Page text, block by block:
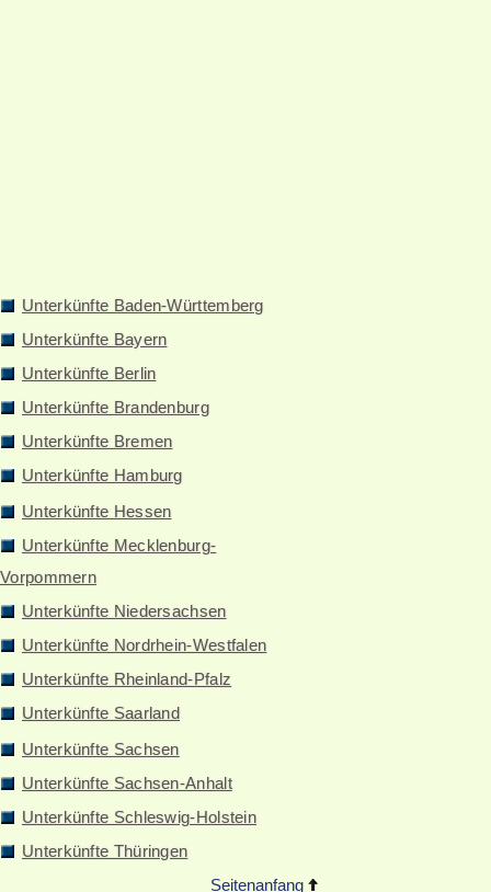
Unterkünfte Baden-Württemberg
Unterkünfte Bayern
Unterkünfte Berlin
Unterkünfte Brandenburg
Unterkünfte Bremen
Unterkünfte Hamburg
Unterkünfte Hessen
Unterkünfte Mecklenburg-
Vorpommern
Unterkünfte Niedersachsen
Unterkünfte Nordrhein-Westfalen
Unterkünfte Rheinland-Pfalz
Unterkünfte Saarland
Unterkünfte Sachsen
Unterkünfte Sachsen-Anhalt
Unterkünfte Schleswig-Holstein
Unterkünfte Thüringen
Seitenanfang